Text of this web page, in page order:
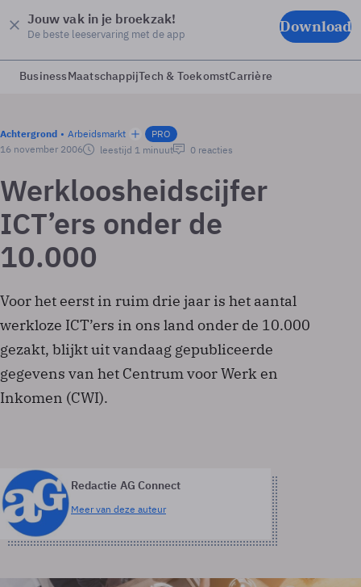
Jouw vak in je broekzak!
De beste leeservaring met de app Download
BusinessMaatschappijTech & ToekomstCarrière
Achtergrond Arbeidsmarkt
PRO
16 november 2006
leestijd 1 minuut 0 reacties
Werkloosheidscijfer
ICT’ers onder de
10.000
Voor het eerst in ruim drie jaar is het aantal
werkloze ICT’ers in ons land onder de 10.000
gezakt, blijkt uit vandaag gepubliceerde
gegevens van het Centrum voor Werk en
Inkomen (CWI).
Redactie AG Connect
Meer van deze auteur